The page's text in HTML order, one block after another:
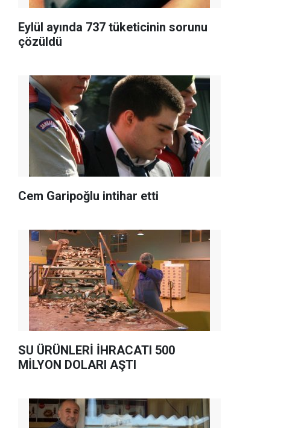
Eylül ayında 737 tüketicinin sorunu
çözüldü
Cem Garipoğlu intihar etti
SU ÜRÜNLERİ İHRACATI 500
MİLYON DOLARI AŞTI